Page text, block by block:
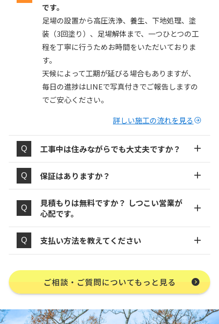
です。
足場の設置から高圧洗浄、養生、下地処理、塗
装（3回塗り）、足場解体まで、一つひとつの工
程を丁寧に行うためお時間をいただいておりま
す。
天候によって工期が延びる場合もありますが、
毎日の進捗はLINEで写真付きでご報告しますの
でご安心ください。
詳しい施工の流れを見る
工事中は住みながらでも大丈夫ですか？
保証はありますか？
見積もりは無料ですか？ しつこい営業が
心配です。
支払い方法を教えてください
ご相談・ご質問についてもっと見る